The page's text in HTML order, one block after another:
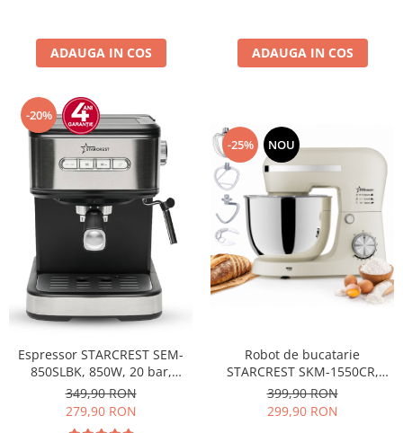
ADAUGA IN COS ADAUGA IN COS
-20%
Espressor STARCREST SEM-
850SLBK, 850W, 20 bar,
rezervor detasabil 1.5L,
dispozitiv spumare, filtru
dublu din inox, Negru/Inox
349,90 RON
279,90 RON
-25% NOU
Robot de bucatarie
STARCREST SKM-1550CR,
1500 W, Bol 5 L Inox, 4
Accesorii, 10 Viteze + Pulse,
Crem
399,90 RON
299,90 RON